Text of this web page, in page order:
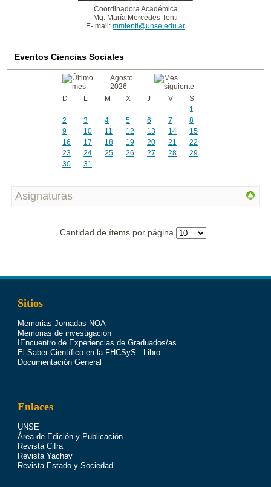
Coordinadora Académica
Mg. María Mercedes Tenti
E- mail: mmtenti@unse.edu.ar
Eventos Ciencias Sociales
Agosto
2026
D
L M X J V
S
1
2
3 4 5 6 7
8
9
10 11 12 13 14
15
16
17 18 19 20 21
22
23
24 25 26 27 28
29
30
31
Asignaturas
Cantidad de ítems por página
Sitios
Memorias Jornadas NOA
Memorias de investigación
IEncuentro de Experiencias de Graduados/as
El Saber Científico en la FHCSyS - Libro
Documentación General
Enlaces
UNSE
Área de Edición y Publicación
Revista Cifra
Revista Yachay
Revista Estado y Sociedad